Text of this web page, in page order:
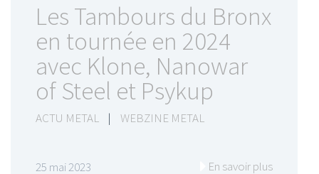
Les Tambours du Bronx
en tournée en 2024
avec Klone, Nanowar
of Steel et Psykup
ACTU METAL | WEBZINE METAL
25 mai 2023 En savoir plus